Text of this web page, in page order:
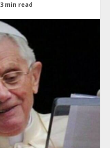
3 min read